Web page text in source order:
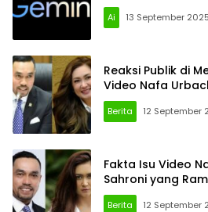
Ai 13 September 2025
Reaksi Publik di
Video Nafa
Berita 12 September
Fakta Isu Video
Sahroni yang
Berita 12 September